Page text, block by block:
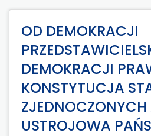
OD DEMOKRACJI
DEMOKRACJI
KONSTYTUCJA
USTROJOWA